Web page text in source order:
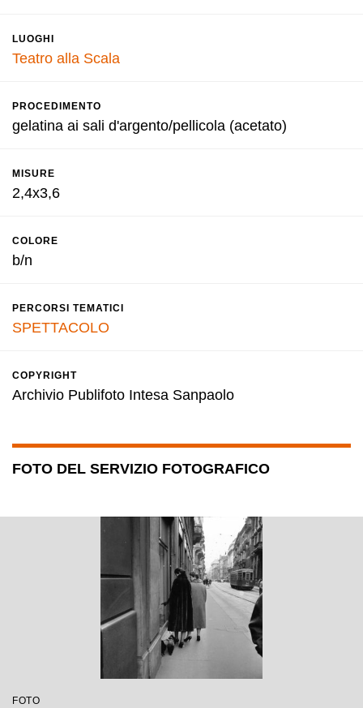
LUOGHI
Teatro alla Scala
PROCEDIMENTO
gelatina ai sali d'argento/pellicola (acetato)
MISURE
2,4x3,6
COLORE
b/n
PERCORSI TEMATICI
SPETTACOLO
COPYRIGHT
Archivio Publifoto Intesa Sanpaolo
FOTO DEL SERVIZIO FOTOGRAFICO
FOTO